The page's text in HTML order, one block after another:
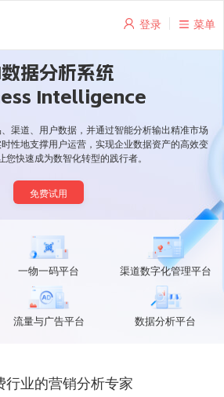
菜单
登录
据分析系统
Intelligence
渠道、用户数据，并通过智能分析输出精准市场
性地支撑用户运营，实现企业数据资产的高效变
您快速成为数智化转型的践行者。
免费试用
一物一码平台 渠道数字化管理平台
流量与广告平台 数据分析平台
行业的营销分析专家